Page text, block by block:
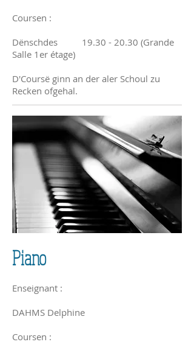
Coursen :
Dënschdes 19.30 - 20.30 (Grande
Salle 1er étage)
D'Coursë ginn an der aler Schoul zu
Recken ofgehal.
Piano
Enseignant :
DAHMS Delphine
Coursen :